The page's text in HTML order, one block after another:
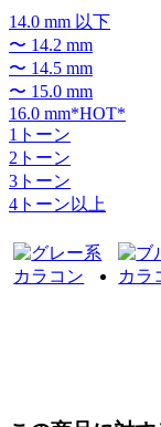
14.0 mm 以下
〜 14.2 mm
〜 14.5 mm
〜 15.0 mm
16.0 mm*HOT*
1トーン
2トーン
3トーン
4トーン以上